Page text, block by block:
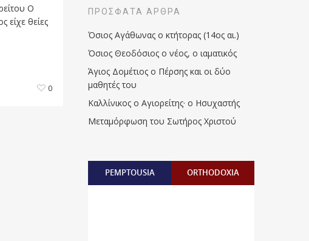
Ο
είχε θείες
0
ΠΡΌΣΦΑΤΑ ΆΡΘΡΑ
Όσιος Αγάθωνας ο κτήτορας (14ος αι.)
Όσιος Θεοδόσιος ο νέος, ο ιαματικός
Άγιος Δομέτιος ο Πέρσης και οι δύο
μαθητές του
Καλλίνικος ο Αγιορείτης · ο Ησυχαστής
Μεταμόρφωση του Σωτήρος Χριστού
PEMPTOUSIA ORTHODOXIA